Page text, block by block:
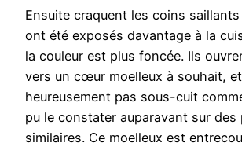
Ensuite craquent les coins
ont été exposés davantage à la
la couleur est plus foncée. Ils
vers un cœur moelleux à souhait, et
heureusement pas sous-cuit
pu le constater auparavant sur des
similaires. Ce moelleux est